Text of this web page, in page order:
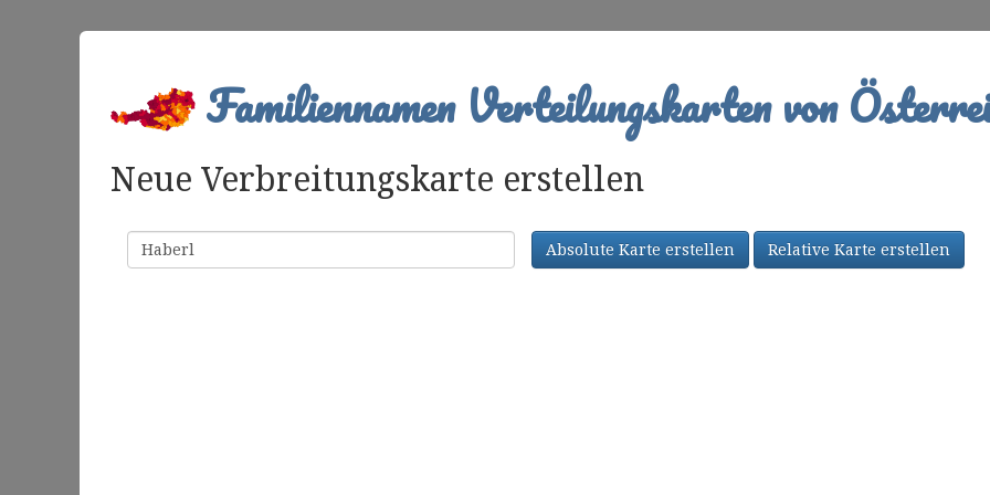
Familiennamen Verteilungskarten von
Neue Verbreitungskarte erstellen
Familienname Absolute Karte erstellen Relative Karte erstellen